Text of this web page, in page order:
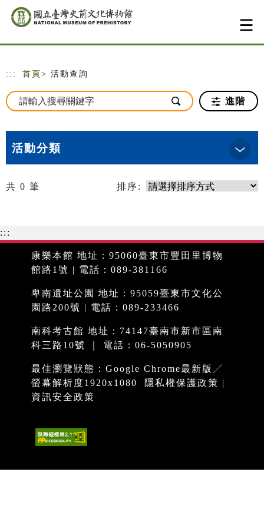
跳到主要內容
網站導覽
::: 首頁 > 活動查詢
進階
活動分類
共 0 筆 排序:
:::
康樂本館 地址：95060臺東市豐田里博物
館路1號 | 電話：089-381166
卑南遺址公園 地址：95059臺東市文化公
園路200號 | 電話：089-233466
南科考古館 地址：74147臺南市新市區南
科三路10號 ｜ 電話：06-5050905
最佳瀏覽狀態：Google Chrome最新版╱
螢幕解析度1920x1080
隱私權保護政策 |
資訊安全政策